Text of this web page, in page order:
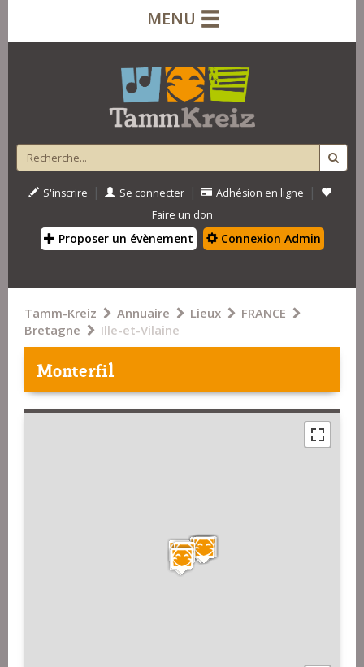
MENU
S'inscrire | Se connecter | Adhésion en ligne |
Faire un don
Proposer un évènement Connexion Admin
Tamm-Kreiz Annuaire Lieux
FRANCE
Bretagne
Ille-et-Vilaine
Monterfil